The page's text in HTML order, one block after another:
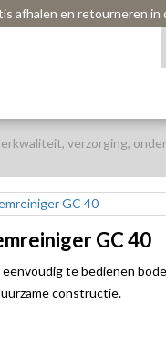
afhalen en retourneren in
verzorging,
GC 40
te bedienen
constructie.